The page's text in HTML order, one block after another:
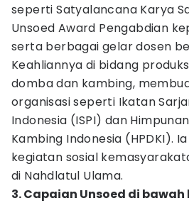
seperti Satyalancana Karya
Unsoed Award Pengabdian
serta berbagai gelar dosen
Keahliannya di bidang
domba dan kambing,
organisasi seperti Ikatan
Indonesia (ISPI) dan
Kambing Indonesia (HPDKI).
kegiatan sosial
di Nahdlatul Ulama.
3. Capaian Unsoed di